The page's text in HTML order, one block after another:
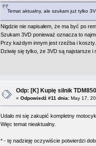
Temat aktualny, ale szukam już tylko
Nigdzie nie napisałem, że ma być po
Szukam 3VD ponieważ oznacza to
Przy każdym innym jest rzeźba i koszty.
Dziwię się tylko, że 3VD są najstarsze i
Odp: [K] Kupię silnik TDM850
« Odpowiedź #11 dnia:May 17,
Udało mi się zakupić kompletny
Więc temat nieaktualny.
* - tę nadzieję oczywiście potwierdzi